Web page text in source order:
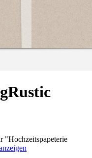
Rustic
"Hochzeitspapeterie